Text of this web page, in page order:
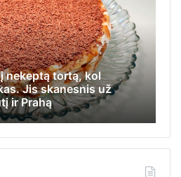
nekeptą tortą, kol
Jis skanesnis už
ir Prahą